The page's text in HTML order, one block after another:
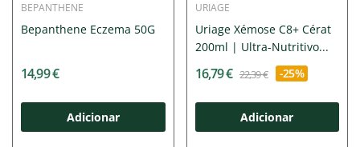
BEPANTHENE
Bepanthene Eczema 50G
14,99 €
Adicionar
URIAGE
Uriage Xémose C8+ Cérat
200ml | Ultra-Nutritivo...
16,79 € 22,39 € -25%
Adicionar